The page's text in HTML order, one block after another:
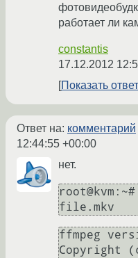
работает ли
constantis
17.12.2012
Показать ответ
Ответ на: комментарий
12:44:55 +00:00
нет.
ffmpeg
Copyright